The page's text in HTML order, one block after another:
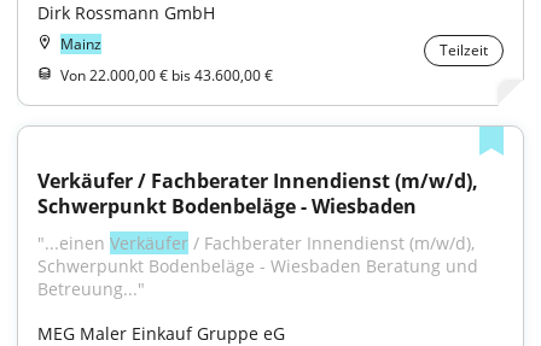
Dirk Rossmann GmbH
Mainz
Teilzeit
Von 22.000,00 € bis 43.600,00 €
Verkäufer / Fachberater Innendienst (m/w/d),
Schwerpunkt Bodenbeläge - Wiesbaden
"...einen Verkäufer / Fachberater Innendienst (m/w/d),
Schwerpunkt Bodenbeläge - Wiesbaden Beratung und
Betreuung..."
MEG Maler Einkauf Gruppe eG